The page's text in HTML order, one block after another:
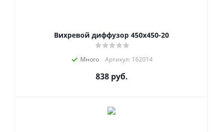
Вихревой диффузор 450x450-20
Много Артикул: 162014
838руб.